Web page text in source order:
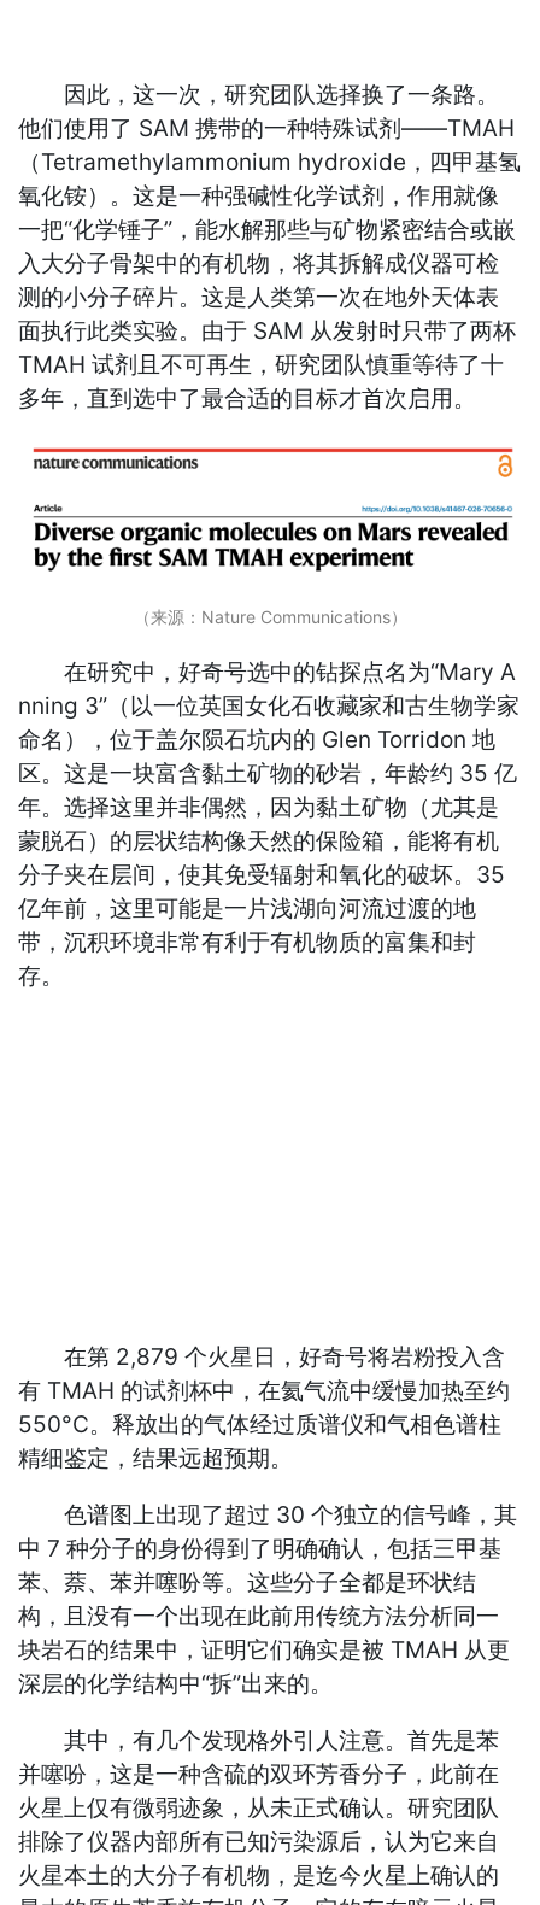
因此，这一次，研究团队选择换了一条路。
他们使用了 SAM 携带的一种特殊试剂——TMAH
（Tetramethylammonium hydroxide，四甲基氢
氧化铵）。这是一种强碱性化学试剂，作用就像
一把“化学锤子”，能水解那些与矿物紧密结合或嵌
入大分子骨架中的有机物，将其拆解成仪器可检
测的小分子碎片。这是人类第一次在地外天体表
面执行此类实验。由于 SAM 从发射时只带了两杯
TMAH 试剂且不可再生，研究团队慎重等待了十
多年，直到选中了最合适的目标才首次启用。
（来源：Nature Communications）
在研究中，好奇号选中的钻探点名为“Mary A
nning 3”（以一位英国女化石收藏家和古生物学家
命名），位于盖尔陨石坑内的 Glen Torridon 地
区。这是一块富含黏土矿物的砂岩，年龄约 35 亿
年。选择这里并非偶然，因为黏土矿物（尤其是
蒙脱石）的层状结构像天然的保险箱，能将有机
分子夹在层间，使其免受辐射和氧化的破坏。35
亿年前，这里可能是一片浅湖向河流过渡的地
带，沉积环境非常有利于有机物质的富集和封
存。
在第 2,879 个火星日，好奇号将岩粉投入含
有 TMAH 的试剂杯中，在氦气流中缓慢加热至约
550°C。释放出的气体经过质谱仪和气相色谱柱
精细鉴定，结果远超预期。
色谱图上出现了超过 30 个独立的信号峰，其
中 7 种分子的身份得到了明确确认，包括三甲基
苯、萘、苯并噻吩等。这些分子全都是环状结
构，且没有一个出现在此前用传统方法分析同一
块岩石的结果中，证明它们确实是被 TMAH 从更
深层的化学结构中“拆”出来的。
其中，有几个发现格外引人注意。首先是苯
并噻吩，这是一种含硫的双环芳香分子，此前在
火星上仅有微弱迹象，从未正式确认。研究团队
排除了仪器内部所有已知污染源后，认为它来自
火星本土的大分子有机物，是迄今火星上确认的